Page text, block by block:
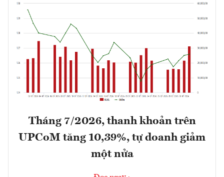
Tháng 7/2026, thanh khoản trên
UPCoM tăng 10,39%, tự doanh giảm
một nửa